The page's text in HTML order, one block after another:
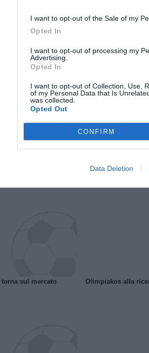
I want to opt-out of the Sale of my
Opted In
I want to opt-out of processing my
Advertising.
Opted In
I want to opt-out of Collection, Use,
of my Personal Data that Is
was collected.
Opted Out
CONFIRM
Data Deletion
il Borussia
torna sul mercato Olimpiakos alla